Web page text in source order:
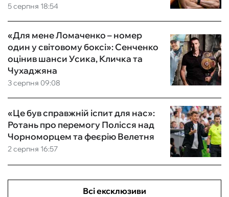
5 серпня 18:54
3 серпня 09:08
«Для мене Ломаченко – номер
один у світовому боксі»: Сенченко
оцінив шанси Усика, Кличка та
Чухаджяна
2 серпня 16:57
«Це був справжній іспит для нас»:
Ротань про перемогу Полісся над
Чорноморцем та феєрію Велетня
Всі ексклюзиви